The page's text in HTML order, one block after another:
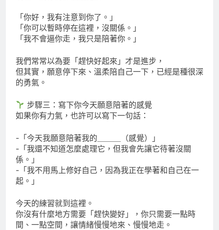
「你好，我有注意到你了。」
「你可以暫時停在這裡，沒關係。」
「我不會逼你走，我只是陪著你。」
我們常常以為要「趕快好起來」才是進步，
但其實，願意停下來、溫柔陪自己一下，已經是種很深
的勇氣。
步驟三：寫下你今天願意陪著的感覺
如果你有力氣，也許可以寫下一句話：
-「今天我願意陪著我的＿＿＿（感覺）」
-「我還不知道怎麼處理它，但我會先讓它待著沒關
係。」
-「我不用馬上修好自己，因為我正在學著和自己在一
起。」
今天的練習就到這裡。
你沒有什麼地方需要「趕快變好」，你只需要一點時
間、一點空間，讓情緒慢慢地來、慢慢地走。